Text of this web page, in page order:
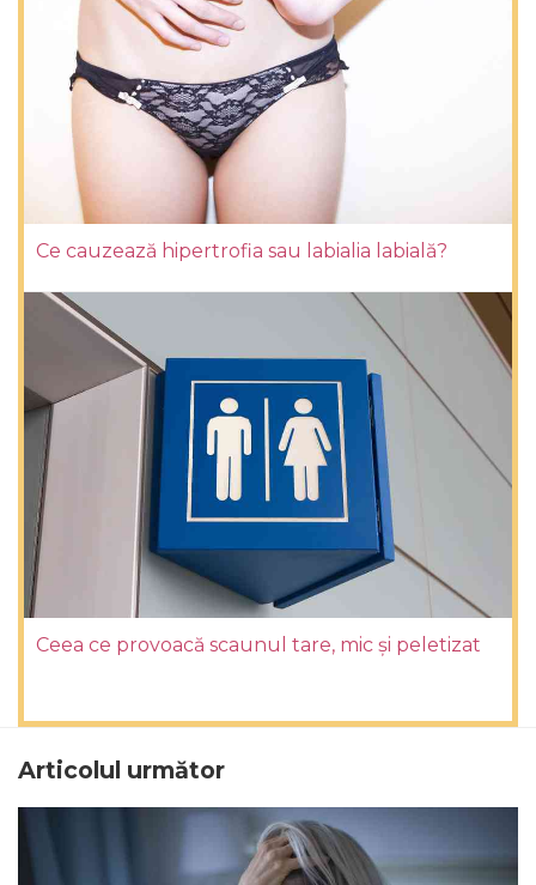
Ce cauzează hipertrofia sau labialia labială?
Ceea ce provoacă scaunul tare, mic și peletizat
Articolul următor